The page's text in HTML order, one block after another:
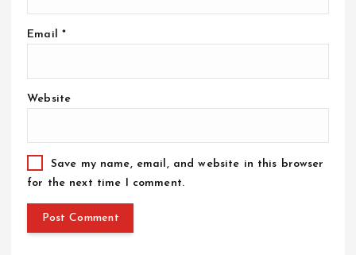
Email *
Website
Save my name, email, and website in this browser
for the next time I comment.